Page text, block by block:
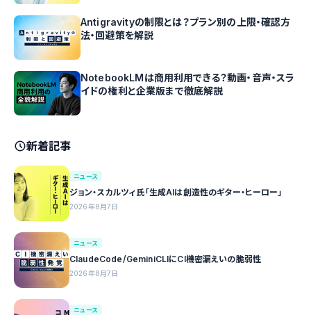
Antigravityの制限とは？プラン別の上限・確認方
法・回避策を解説
NotebookLMは商用利用できる？動画・音声・スラ
イドの権利と企業版まで徹底解説
新着記事
ニュース
ジョン・スカルツィ氏「生成AIは創造性のギター・ヒーロー」
2026年8月7日
ニュース
ClaudeCode/GeminiCLIにCI機密漏えいの脆弱性
2026年8月7日
ニュース